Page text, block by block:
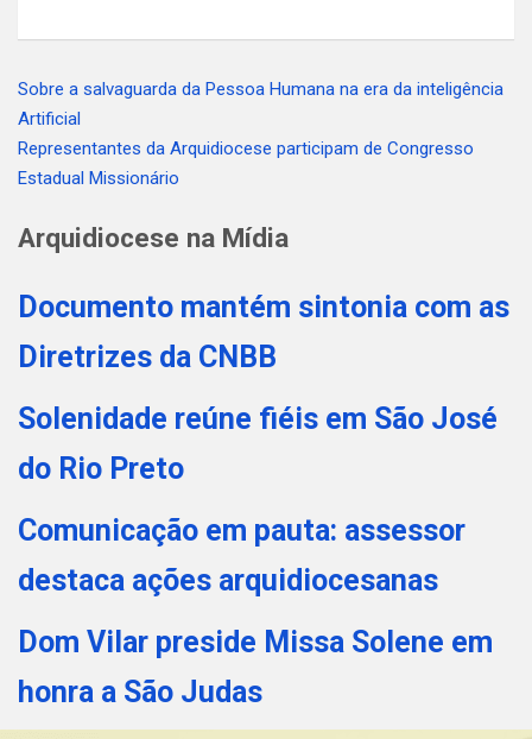
Navegação
de
Post
Sobre a salvaguarda da Pessoa Humana na era da inteligência
Artificial
Representantes da Arquidiocese participam de Congresso
Estadual Missionário
Arquidiocese na Mídia
Documento mantém sintonia com as
Diretrizes da CNBB
Solenidade reúne fiéis em São José
do Rio Preto
Comunicação em pauta: assessor
destaca ações arquidiocesanas
Dom Vilar preside Missa Solene em
honra a São Judas